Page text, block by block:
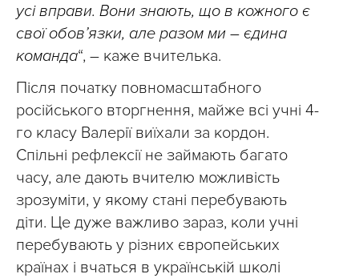
усі вправи. Вони знають, що в кожного є
свої обов’язки, але разом ми – єдина
команда“, – каже вчителька.
Після початку повномасштабного
російського вторгнення, майже всі учні 4-
го класу Валерії виїхали за кордон.
Спільні рефлексії не займають багато
часу, але дають вчителю можливість
зрозуміти, у якому стані перебувають
діти. Це дуже важливо зараз, коли учні
перебувають у різних європейських
країнах і вчаться в українській школі